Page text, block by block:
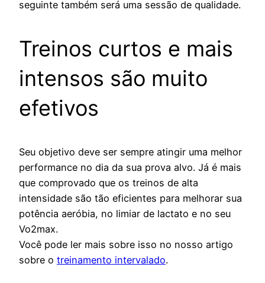
seguinte também será uma sessão de qualidade.
Treinos curtos e mais
intensos são muito
efetivos
Seu objetivo deve ser sempre atingir uma melhor
performance no dia da sua prova alvo. Já é mais
que comprovado que os treinos de alta
intensidade são tão eficientes para melhorar sua
potência aeróbia, no limiar de lactato e no seu
Vo2max.
Você pode ler mais sobre isso no nosso artigo
sobre o treinamento intervalado.